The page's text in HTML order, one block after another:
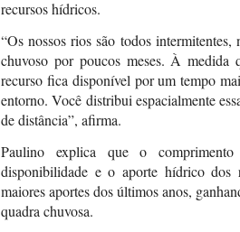
recursos hídricos.
“Os nossos rios são todos
chuvoso por poucos meses. À medida
recurso fica disponível por um tempo
entorno. Você distribui espacialmente
de distância”, afirma.
Paulino explica que o
disponibilidade e o aporte hídrico
maiores aportes dos últimos anos,
quadra chuvosa.